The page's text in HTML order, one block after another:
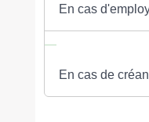
En cas
En cas de